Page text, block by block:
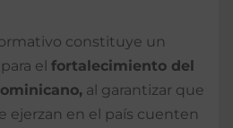
constituye un
el fortalecimiento del
al garantizar que
ejerzan en el país cuenten